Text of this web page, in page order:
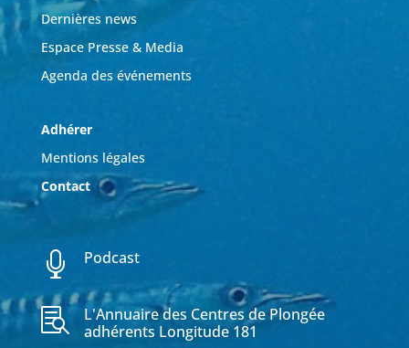
Dernières news
Espace Presse & Media
Agenda des événements
Adhérer
Mentions légales
Contact
 Podcast

L'Annuaire des Centres de Plongée
adhérents Longitude 181